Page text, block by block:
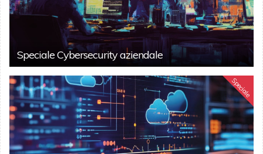
Speciale Cybersecurity aziendale
Speciale